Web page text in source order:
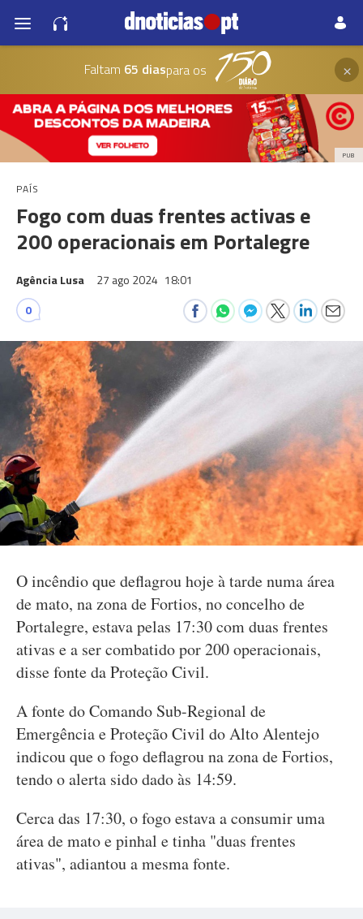
Faltam 65 diaspara os ×
PUB
PAÍS
Fogo com duas frentes activas e
200 operacionais em Portalegre
Agência Lusa 27 ago 2024 18:01
0
O incêndio que deflagrou hoje à tarde numa área
de mato, na zona de Fortios, no concelho de
Portalegre, estava pelas 17:30 com duas frentes
ativas e a ser combatido por 200 operacionais,
disse fonte da Proteção Civil.
A fonte do Comando Sub-Regional de
Emergência e Proteção Civil do Alto Alentejo
indicou que o fogo deflagrou na zona de Fortios,
tendo o alerta sido dado às 14:59.
Cerca das 17:30, o fogo estava a consumir uma
área de mato e pinhal e tinha "duas frentes
ativas", adiantou a mesma fonte.